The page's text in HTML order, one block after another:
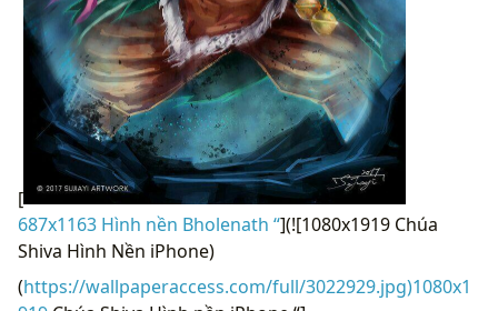
[
687x1163 Hình nền Bholenath “](![1080x1919 Chúa
Shiva Hình Nền iPhone)
(https://wallpaperaccess.com/full/3022929.jpg)1080x1